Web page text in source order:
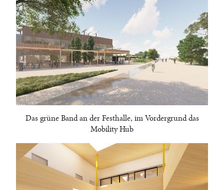
Das grüne Band an der Festhalle, im Vordergrund das
Mobility Hub